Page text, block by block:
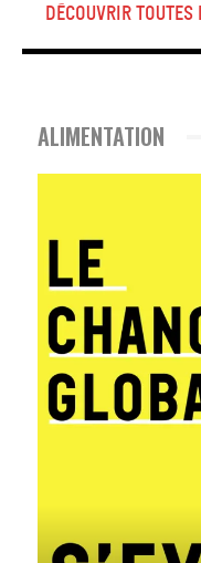
Découvrir toutes
ALIMENTATION